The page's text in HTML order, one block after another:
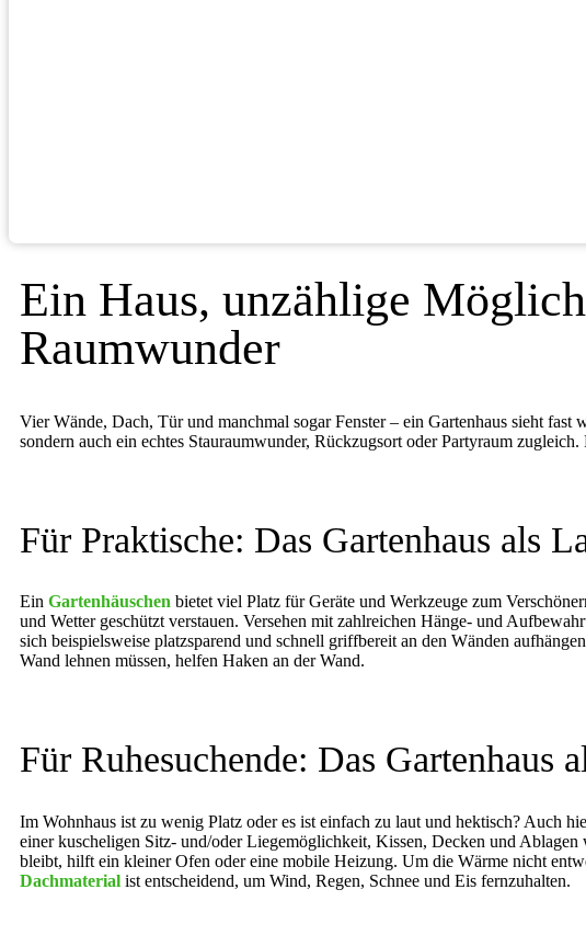
Ein Haus, unzählige
Raumwunder
Vier Wände, Dach, Tür und manchmal sogar Fenster – ein Gartenhaus sieht
sondern auch ein echtes Stauraumwunder, Rückzugsort oder Partyraum
Für Praktische: Das Gartenhaus als
Ein Gartenhäuschen bietet viel Platz für Geräte und Werkzeuge zum
und Wetter geschützt verstauen. Versehen mit zahlreichen Hänge- und
sich beispielsweise platzsparend und schnell griffbereit an den Wänden
Wand lehnen müssen, helfen Haken an der Wand.
Für Ruhesuchende: Das Gartenhaus
Im Wohnhaus ist zu wenig Platz oder es ist einfach zu laut und hektisch? Auch
einer kuscheligen Sitz- und/oder Liegemöglichkeit, Kissen, Decken und
bleibt, hilft ein kleiner Ofen oder eine mobile Heizung. Um die Wärme nicht
Dachmaterial ist entscheidend, um Wind, Regen, Schnee und Eis fernzuhalten.